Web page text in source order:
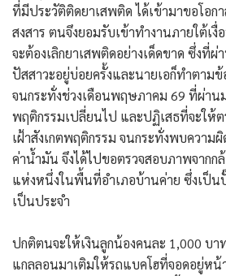
ที่มีประวัติติดยาเสพติด ได้เข้ามาขอโอก
สงสาร ตนจึงยอมรับเข้าทำงานภายใต้เ
จะต้องเลิกยาเสพติดอย่างเด็ดขาด ซึ่งที่ผ่
ปัสสาวะอยู่บ่อยครั้งและนายเอก็ทำตามข้
จนกระทั่งช่วงเดือนพฤษภาคม 69 ที่ผ่าน
พฤติกรรมเปลี่ยนไป และปฏิเสธที่จะให้ต
เฝ้าสังเกตพฤติกรรม จนกระทั่งพบความ
ค่าน้ำมัน จึงได้ไปขอตรวจสอบภาพจากก
แห่งหนึ่งในพื้นที่อำเภอบ้านค่าย ซึ่งเป็น
เป็นประจำ
ปกติตนจะให้เงินลูกน้องคนละ 1,000 บ
แกลลอนมาเติมให้รถแบคโฮที่จอดอยู่หน้